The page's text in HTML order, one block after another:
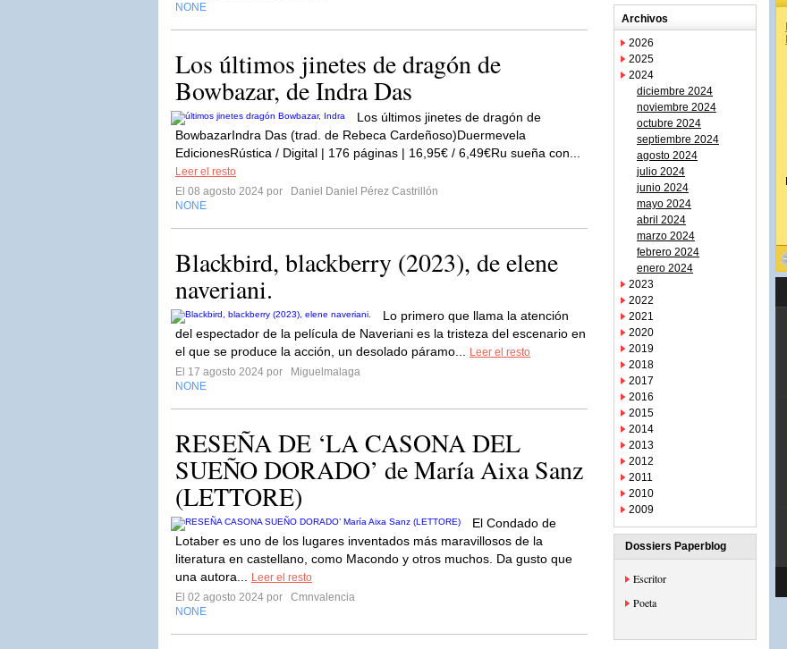
NONE
Los últimos jinetes de dragón de
Bowbazar, de Indra Das
Los últimos jinetes de dragón de
BowbazarIndra Das (trad. de Rebeca Cardeñoso)Duermevela
EdicionesRústica / Digital | 176 páginas | 16,95€ / 6,49€Ru sueña con...
Leer el resto
El 08 agosto 2024 por
Daniel Daniel Pérez Castrillón
NONE
Blackbird, blackberry (2023), de elene
naveriani.
Lo primero que llama la atención
del espectador de la película de Naveriani es la tristeza del escenario en
el que se produce la acción, un desolado páramo...
Leer el resto
El 17 agosto 2024 por
Miguelmalaga
NONE
RESEÑA DE ‘LA CASONA DEL
SUEÑO DORADO’ de María Aixa Sanz
(LETTORE)
El Condado de
Lotaber es uno de los lugares inventados más maravillosos de la
literatura en castellano, como Macondo y otros muchos. Da gusto que
una autora...
Leer el resto
El 02 agosto 2024 por
Cmnvalencia
NONE
Archivos
2026
2025
2024
diciembre 2024
noviembre 2024
octubre 2024
septiembre 2024
agosto 2024
julio 2024
junio 2024
mayo 2024
abril 2024
marzo 2024
febrero 2024
enero 2024
2023
2022
2021
2020
2019
2018
2017
2016
2015
2014
2013
2012
2011
2010
2009
Dossiers Paperblog
Escritor
Poeta